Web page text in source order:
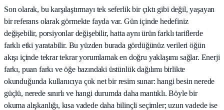
Son olarak, bu karşılaştırmayı tek seferlik bir çıktı gibi değil, yaşayan
bir referans olarak görmekte fayda var. Gün içinde hedefiniz
değişebilir, porsiyonlar değişebilir, hatta aynı ürün farklı tariflerde
farklı etki yaratabilir. Bu yüzden burada gördüğünüz verileri öğün
akışı içinde tekrar tekrar yorumlamak en doğru yaklaşımı sağlar. Enerji
farkı, puan farkı ve öğe bazındaki üstünlük dağılımı birlikte
okunduğunda kullanıcıya çok net bir resim sunar: hangi besin nerede
güçlü, nerede sınırlı ve hangi durumda daha mantıklı. Böyle bir
okuma alışkanlığı, kısa vadede daha bilinçli seçimler; uzun vadede ise